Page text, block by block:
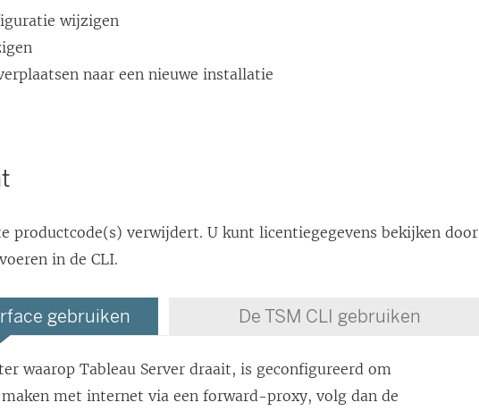
wijzigen
naar een nieuwe installatie
productcode(s) verwijdert. U kunt licentiegegevens bekijken door
in de CLI.
gebruiken De TSM CLI gebruiken
waarop Tableau Server draait, is geconfigureerd om
met internet via een forward-proxy, volg dan de